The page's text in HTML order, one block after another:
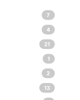
7
4
21
1
2
13